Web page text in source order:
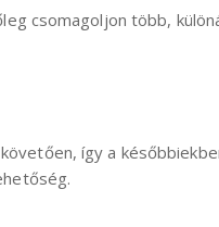
csomagoljon több,
így a